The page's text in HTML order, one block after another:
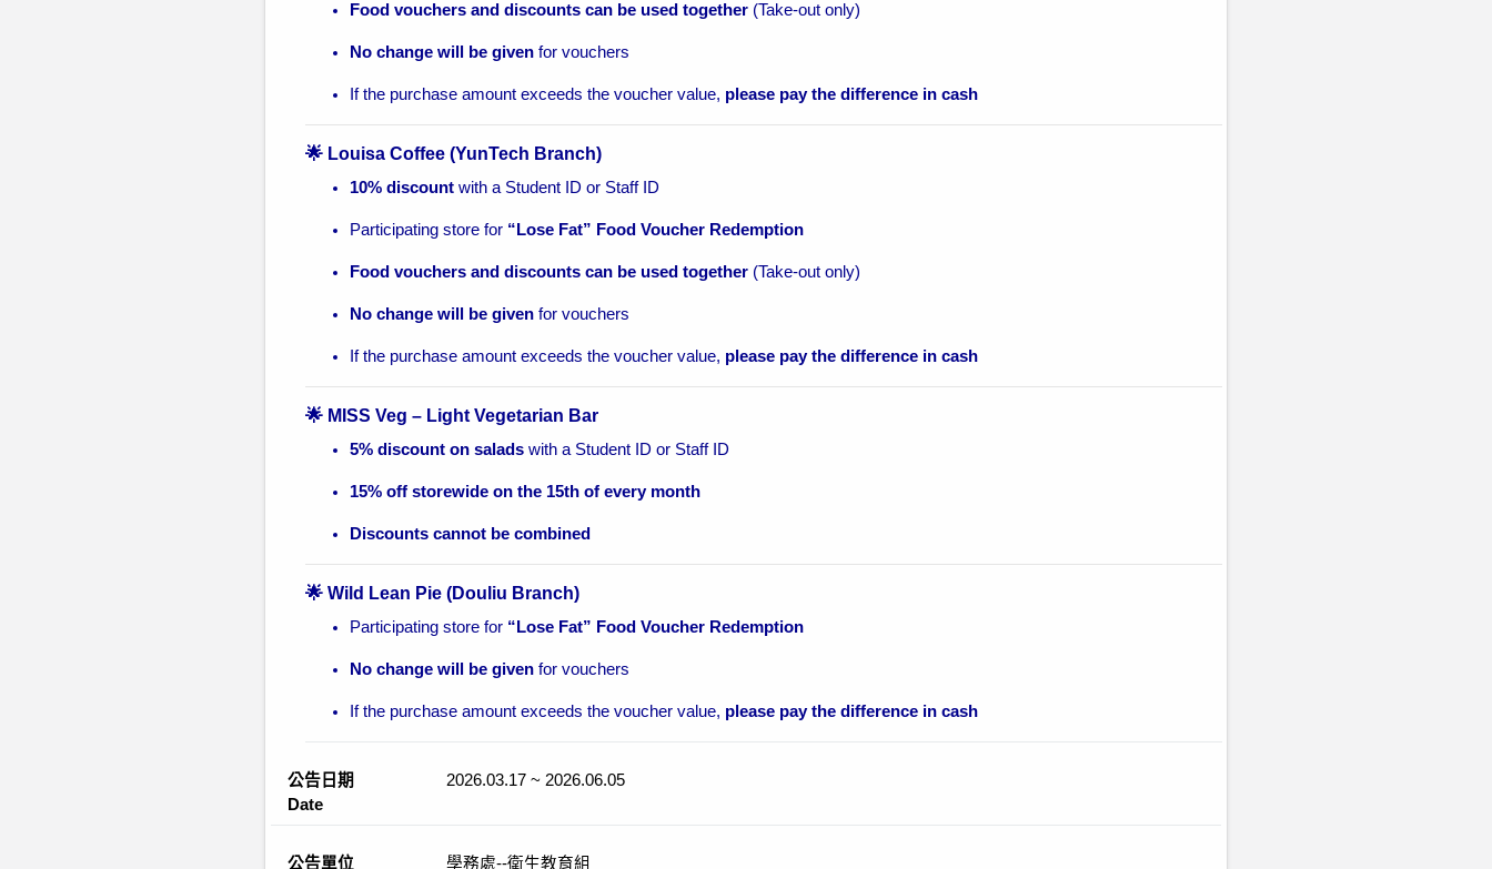
Food vouchers and discounts can be used together (Take-out only)
No change will be given for vouchers
If the purchase amount exceeds the voucher value, please pay the difference in cash
🌟 Louisa Coffee (YunTech Branch)
10% discount with a Student ID or Staff ID
Participating store for “Lose Fat” Food Voucher Redemption
Food vouchers and discounts can be used together (Take-out only)
No change will be given for vouchers
If the purchase amount exceeds the voucher value, please pay the difference in cash
🌟 MISS Veg – Light Vegetarian Bar
5% discount on salads with a Student ID or Staff ID
15% off storewide on the 15th of every month
Discounts cannot be combined
🌟 Wild Lean Pie (Douliu Branch)
Participating store for “Lose Fat” Food Voucher Redemption
No change will be given for vouchers
If the purchase amount exceeds the voucher value, please pay the difference in cash
公告日期
Date
2026.03.17 ~ 2026.06.05
公告單位 學務處--衛生教育組